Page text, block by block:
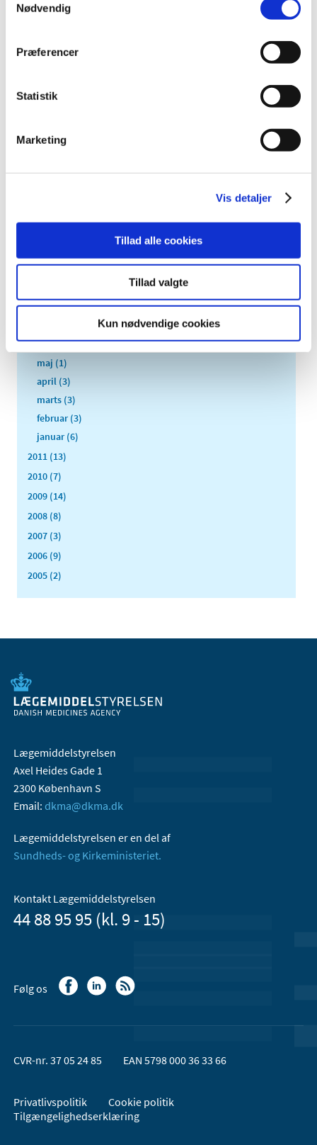
Nødvendig
Præferencer
Statistik
Marketing
Vis detaljer
Tillad alle cookies
Tillad valgte
Kun nødvendige cookies
2022 (10)
2020 (13)
2018 (46)
2016 (48)
2014 (44)
august (1)
juni (3)
maj (1)
april (3)
marts (3)
februar (3)
januar (6)
2011 (13)
2010 (7)
2009 (14)
2008 (8)
2007 (3)
2006 (9)
2005 (2)
Lægemiddelstyrelsen
Axel Heides Gade 1
2300 København S
Email: dkma@dkma.dk
Lægemiddelstyrelsen er en del af
Sundheds- og Kirkeministeriet.
Kontakt Lægemiddelstyrelsen
44 88 95 95 (kl. 9 - 15)
Følg os
CVR-nr. 37 05 24 85 EAN 5798 000 36 33 66
Privatlivspolitik
Cookie politik
Tilgængelighedserklæring